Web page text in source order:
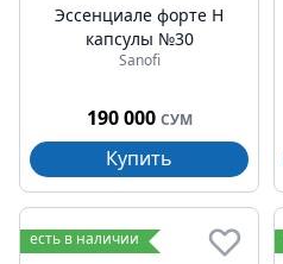
Эссенциале форте Н
капсулы №30
Sanofi
190 000 СУМ
Купить
есть в наличии